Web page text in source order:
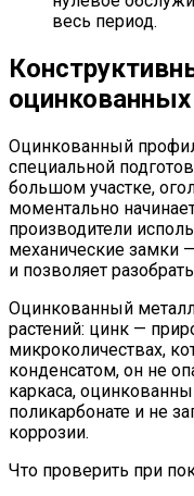
весь период.
Оцинкованный
специальной
большом участке,
моментально
производители
механические замки
и позволяет
Оцинкованный
растений: цинк —
микроколичествах,
конденсатом, он не
каркаса,
поликарбонате и не
коррозии.
Что проверить при